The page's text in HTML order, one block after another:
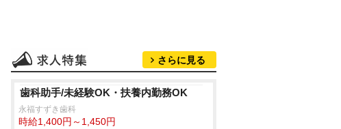
さらに見る
歯科助手/未経験OK・扶養内勤務OK
永福すずき歯科
時給1,400円～1,450円